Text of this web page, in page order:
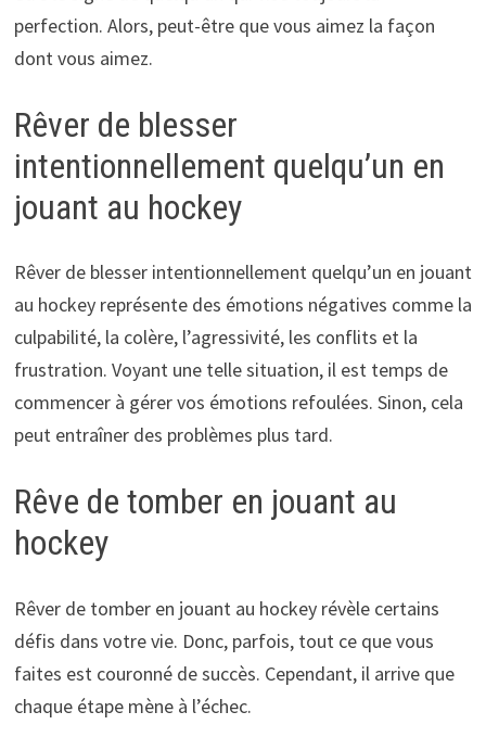
perfection. Alors, peut-être que vous aimez la façon
dont vous aimez.
Rêver de blesser
intentionnellement quelqu’un en
jouant au hockey
Rêver de blesser intentionnellement quelqu’un en jouant
au hockey représente des émotions négatives comme la
culpabilité, la colère, l’agressivité, les conflits et la
frustration. Voyant une telle situation, il est temps de
commencer à gérer vos émotions refoulées. Sinon, cela
peut entraîner des problèmes plus tard.
Rêve de tomber en jouant au
hockey
Rêver de tomber en jouant au hockey révèle certains
défis dans votre vie. Donc, parfois, tout ce que vous
faites est couronné de succès. Cependant, il arrive que
chaque étape mène à l’échec.